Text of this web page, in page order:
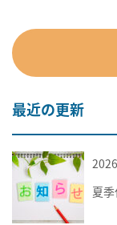
最近の更新
夏